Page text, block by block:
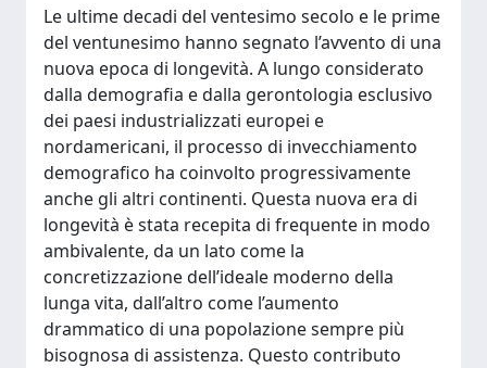
Le ultime decadi del ventesimo secolo e le prime
del ventunesimo hanno segnato l’avvento di una
nuova epoca di longevità. A lungo considerato
dalla demografia e dalla gerontologia esclusivo
dei paesi industrializzati europei e
nordamericani, il processo di invecchiamento
demografico ha coinvolto progressivamente
anche gli altri continenti. Questa nuova era di
longevità è stata recepita di frequente in modo
ambivalente, da un lato come la
concretizzazione dell’ideale moderno della
lunga vita, dall’altro come l’aumento
drammatico di una popolazione sempre più
bisognosa di assistenza. Questo contributo